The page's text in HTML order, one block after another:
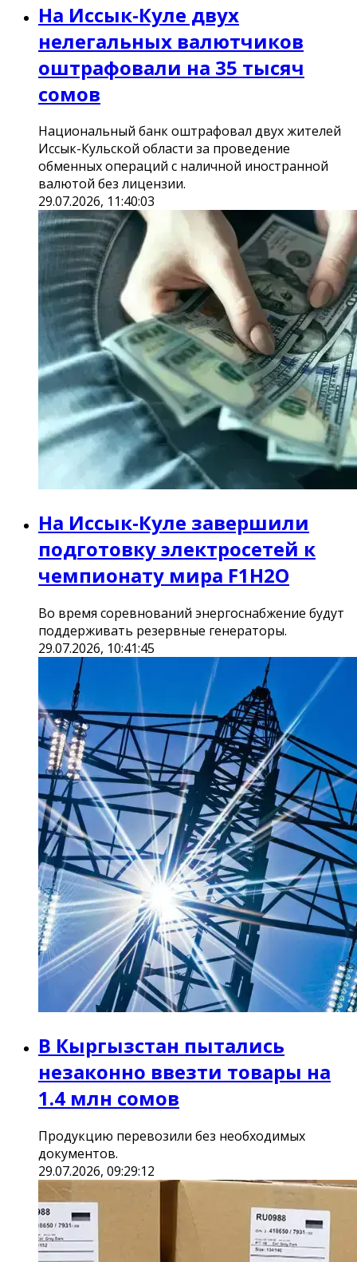
На Иссык-Куле двух
нелегальных валютчиков
оштрафовали на 35 тысяч
сомов
Национальный банк оштрафовал двух жителей
Иссык-Кульской области за проведение
обменных операций с наличной иностранной
валютой без лицензии.
29.07.2026, 11:40:03
На Иссык-Куле завершили
подготовку электросетей к
чемпионату мира F1H2O
Во время соревнований энергоснабжение будут
поддерживать резервные генераторы.
29.07.2026, 10:41:45
В Кыргызстан пытались
незаконно ввезти товары на
1.4 млн сомов
Продукцию перевозили без необходимых
документов.
29.07.2026, 09:29:12